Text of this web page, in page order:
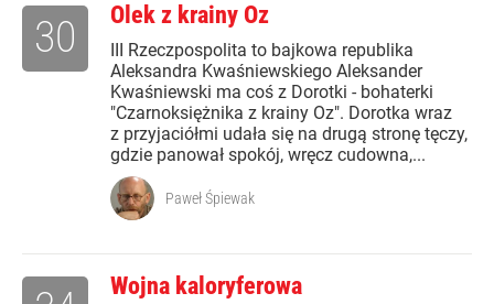
Olek z krainy Oz
III Rzeczpospolita to bajkowa republika
Aleksandra Kwaśniewskiego Aleksander
Kwaśniewski ma coś z Dorotki - bohaterki
"Czarnoksiężnika z krainy Oz". Dorotka wraz
z przyjaciółmi udała się na drugą stronę tęczy,
gdzie panował spokój, wręcz cudowna,...
30
Paweł Śpiewak
Wojna kaloryferowa